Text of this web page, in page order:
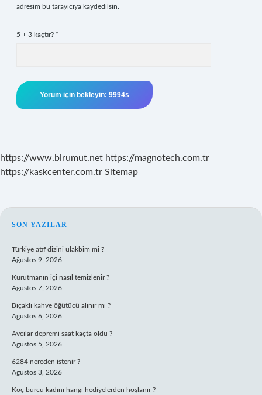
adresim bu tarayıcıya kaydedilsin.
5 + 3 kaçtır? *
https://www.birumut.net https://magnotech.com.tr
https://kaskcenter.com.tr Sitemap
SIDEBAR
SON YAZILAR
Türkiye atıf dizini ulakbim mi ?
Ağustos 9, 2026
Kurutmanın içi nasıl temizlenir ?
Ağustos 7, 2026
Bıçaklı kahve öğütücü alınır mı ?
Ağustos 6, 2026
Avcılar depremi saat kaçta oldu ?
Ağustos 5, 2026
6284 nereden istenir ?
Ağustos 3, 2026
Koç burcu kadını hangi hediyelerden hoşlanır ?